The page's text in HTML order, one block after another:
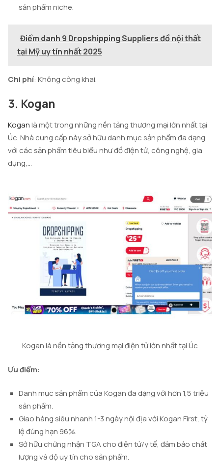
sản phẩm niche.
Điểm danh 9 Dropshipping Suppliers đồ nội thất
tại Mỹ uy tín nhất 2025
Chi phí: Không công khai.
3. Kogan
Koganlà một trong những nền tảng thương mại lớn nhất tại
Úc. Nhà cung cấp này sở hữu danh mục sản phẩm đa dạng
với các sản phẩm tiêu biểu như đồ điện tử, công nghệ, gia
dụng,…
Kogan là nền tảng thương mại điện tử lớn nhất tại Úc
Ưu điểm:
Danh mục sản phẩm của Kogan đa dạng với hơn 1,5 triệu
sản phẩm.
Giao hàng siêu nhanh 1-3 ngày nội địa với Kogan First, tỷ
lệ đúng hạn 96%.
Sở hữu chứng nhận TGA cho điện tử/y tế, đảm bảo chất
lượng và độ uy tín cho sản phẩm.